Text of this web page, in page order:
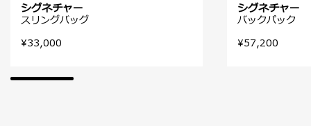
シグネチャー
スリングバッグ
¥33,000
シグネチャー
バックパック
¥57,200